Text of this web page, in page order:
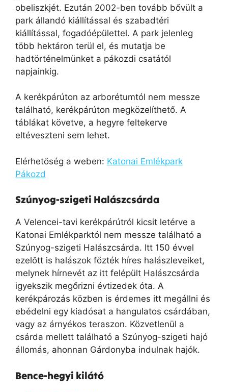
obeliszkjét. Ezután 2002-ben tovább bővült a
park állandó kiállítással és szabadtéri
kiállítással, fogadóépülettel. A park jelenleg
több hektáron terül el, és mutatja be
hadtörténelmünket a pákozdi csatától
napjainkig.
A kerékpárúton az arborétumtól nem messze
található, kerékpárúton megközelíthető. A
táblákat követve, a hegyre feltekerve
eltéveszteni sem lehet.
Elérhetőség a weben: Katonai Emlékpark
Pákozd
Szúnyog-szigeti Halászcsárda
A Velencei-tavi kerékpárútról kicsit letérve a
Katonai Emlékparktól nem messze található a
Szúnyog-szigeti Halászcsárda. Itt 150 évvel
ezelőtt is halászok főzték híres halászleveiket,
melynek hírnevét az itt felépült Halászcsárda
igyekszik megőrizni évtizedek óta. A
kerékpározás közben is érdemes itt megállni és
ebédelni egy kiadósat a hangulatos csárdában,
vagy az árnyékos teraszon. Közvetlenül a
csárda mellett található a Szúnyog-szigeti hajó
állomás, ahonnan Gárdonyba indulnak hajók.
Bence-hegyi kilátó